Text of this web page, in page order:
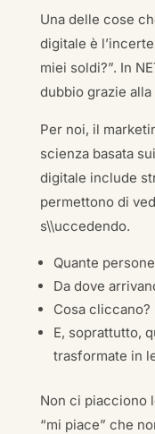
Una delle cose
digitale è
miei soldi?”. In
dubbio grazie alla
Per noi, il
scienza basata
digitale include
permettono di
s\\uccedendo.
Quante
Da dove
Cosa cliccano?
E, soprattutto,
trasformate in
Non ci piacciono
“mi piace” che